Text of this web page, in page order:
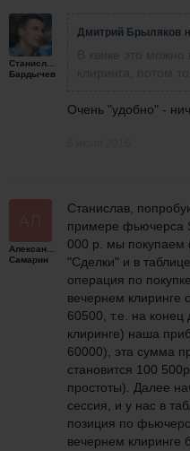
Станислав
Бардычев
Дмитрий Брыляков
Очень "удобно" -
Александр
Самарин
Станислав,
примере фьючерса
000 р. мы покупаем
"Сделки" и в
операция по
вечернем клиринге
60500, т.е. на
клиринге) наша
60000), эта сумма
становится 100
простоты). Далее
сессия, и у нас в
позиция по
вечернем клиринге